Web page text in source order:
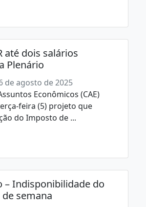
até dois salários
Plenário
de agosto de 2025
Econômicos (CAE)
feira (5) projeto que
do Imposto de ...
– Indisponibilidade do
de semana